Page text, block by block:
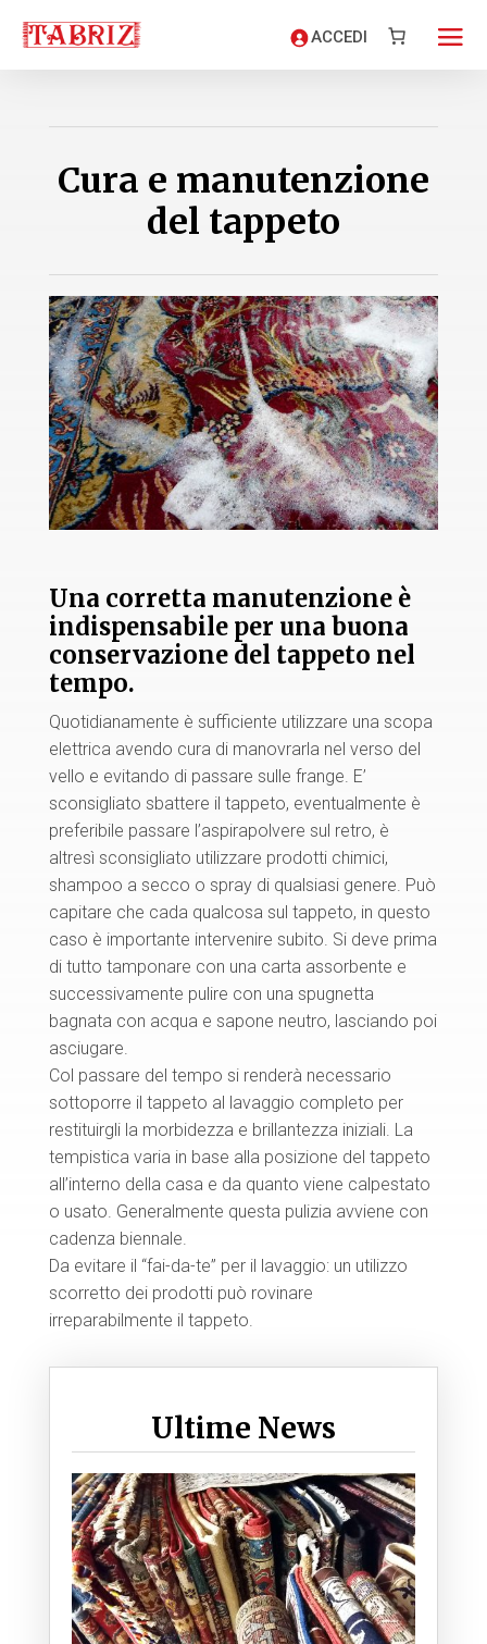
ACCEDI
Cura e manutenzione
del tappeto
Una corretta manutenzione è
indispensabile per una buona
conservazione del tappeto nel
tempo.
Quotidianamente è sufficiente utilizzare una scopa
elettrica avendo cura di manovrarla nel verso del
vello e evitando di passare sulle frange. E’
sconsigliato sbattere il tappeto, eventualmente è
preferibile passare l’aspirapolvere sul retro, è
altresì sconsigliato utilizzare prodotti chimici,
shampoo a secco o spray di qualsiasi genere. Può
capitare che cada qualcosa sul tappeto, in questo
caso è importante intervenire subito. Si deve prima
di tutto tamponare con una carta assorbente e
successivamente pulire con una spugnetta
bagnata con acqua e sapone neutro, lasciando poi
asciugare.
Col passare del tempo si renderà necessario
sottoporre il tappeto al lavaggio completo per
restituirgli la morbidezza e brillantezza iniziali. La
tempistica varia in base alla posizione del tappeto
all’interno della casa e da quanto viene calpestato
o usato. Generalmente questa pulizia avviene con
cadenza biennale.
Da evitare il “fai-da-te” per il lavaggio: un utilizzo
scorretto dei prodotti può rovinare
irreparabilmente il tappeto.
Ultime News